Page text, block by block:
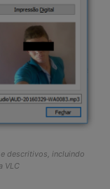
descritivos, incluindo
VLC